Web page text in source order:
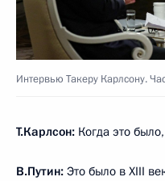
Интервью Такеру Карлсону.
Т.Карлсон: Когда это
В.Путин: Это было в XIII